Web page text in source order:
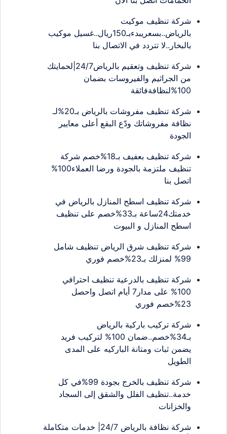
شركة تنظيف موكيت
بالرياض..بسعريبدءبـ150ريال..غسيل موكيب
بالبخار..لا تتردد في الاتصال بنا
شركة تنظيف وتعقيم بالرياض24/7|لحمايتك
من الجراثيم والفيروسات بضمان
100%لنظافةفائقة
شركة تنظيف مفروشات بالرياض بـ20%لـ
نظافة مفروشاتك ودّع البقع أعلى معايير
الجودة
شركة تنظيف بعفيف بـ18%خصم شركة
تنظيف ملتزمة بالجودة ورضا العملاء100%
اتصل بنا
شركة تنظيف اسطح المنازل بالرياض في
خدمتك24ساعة بـ33%خصم على تنظيف
اسطح المنازل و البيوت
شركة تنظيف شرق الرياض تنظيف شامل
99% لمنزلك بـ23%خصم فوري
شركة تنظيف بالدرعية تنظيف احترافي
100% على مدار7 أيام اتصل واحصل
23%خصم فوري
شركة تركيب باركية بالرياض
بـ34%خصم..ضمان 100% لتركيب فريد
يضمن ثبات ومتانة الباركيه على المدى
الطويل
شركة تنظيف بالخرج بجودة 99%في كل
خدمة..تنظيف الفلل والشقق إلى السجاد
والخزانات
شركة نظافة بالرياض 24/7| خدمات متكاملة